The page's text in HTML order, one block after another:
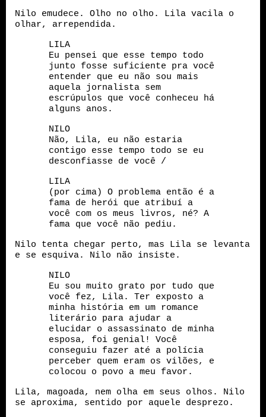
Nilo emudece. Olho no olho. Lila vacila o
olhar, arrependida.
LILA
Eu pensei que esse tempo todo
junto fosse suficiente pra você
entender que eu não sou mais
aquela jornalista sem
escrúpulos que você conheceu há
alguns anos.
NILO
Não, Lila, eu não estaria
contigo esse tempo todo se eu
desconfiasse de você /
LILA
(por cima) O problema então é a
fama de herói que atribuí a
você com os meus livros, né? A
fama que você não pediu.
Nilo tenta chegar perto, mas Lila se levanta
e se esquiva. Nilo não insiste.
NILO
Eu sou muito grato por tudo que
você fez, Lila. Ter exposto a
minha história em um romance
literário para ajudar a
elucidar o assassinato de minha
esposa, foi genial! Você
conseguiu fazer até a polícia
perceber quem eram os vilões, e
colocou o povo a meu favor.
Lila, magoada, nem olha em seus olhos. Nilo
se aproxima, sentido por aquele desprezo.